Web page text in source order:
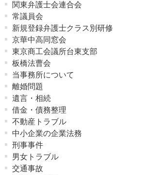
関東弁護士会連合会
常議員会
新規登録弁護士クラス別研修
京華中高同窓会
東京商工会議所台東支部
板橋法曹会
当事務所について
離婚問題
遺言・相続
借金・債務整理
不動産トラブル
中小企業の企業法務
刑事事件
男女トラブル
交通事故